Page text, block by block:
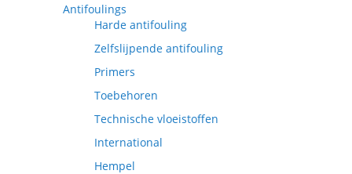
Antifoulings
Harde antifouling
Zelfslijpende antifouling
Primers
Toebehoren
Technische vloeistoffen
International
Hempel